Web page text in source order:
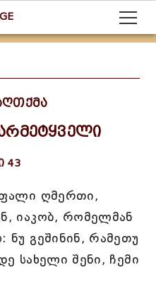
43
ღმერთი,
იაკობ, რომელმან
გეშინინ, რამეთუ
სახელი შენი, ჩემი